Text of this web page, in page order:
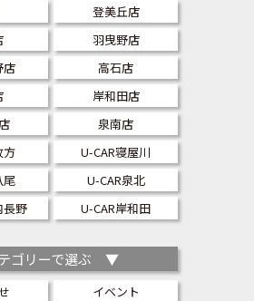
登美丘店
羽曳野店
店
高石店
岸和田店
泉南店
方
U-CAR寝屋川
尾
U-CAR泉北
長野
U-CAR岸和田
ゴリーで選ぶ ▼
イベント